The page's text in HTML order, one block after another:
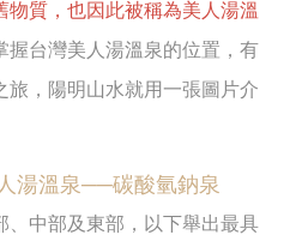
物質，也因此被稱為美人湯溫
握台灣美人湯溫泉的位置，有
旅，陽明山水就用一張圖片介
湯溫泉──碳酸氫鈉泉
、中部及東部，以下舉出最具